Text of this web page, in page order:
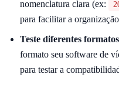
nomenclatura clara (ex:
para facilitar a
Teste diferentes formatos
formato seu software de
para testar a